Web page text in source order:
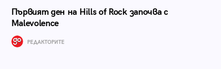
Първият ден на Hills of Rock започва с
Malevolence
РЕДАКТОРИТЕ